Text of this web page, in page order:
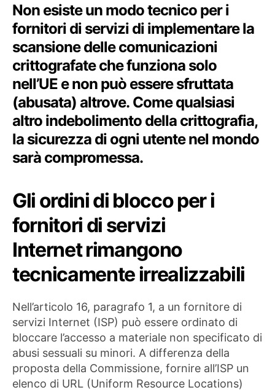
Non esiste un modo tecnico per i
fornitori di servizi di implementare la
scansione delle comunicazioni
crittografate che funziona solo
nell’UE e non può essere sfruttata
(abusata) altrove. Come qualsiasi
altro indebolimento della crittografia,
la sicurezza di ogni utente nel mondo
sarà compromessa.
Gli ordini di blocco per i
fornitori di servizi
Internet rimangono
tecnicamente irrealizzabili
Nell’articolo 16, paragrafo 1, a un fornitore di
servizi Internet (ISP) può essere ordinato di
bloccare l’accesso a materiale non specificato di
abusi sessuali su minori. A differenza della
proposta della Commissione, fornire all’ISP un
elenco di URL (Uniform Resource Locations)